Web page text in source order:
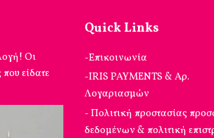
Οι
είδατε
Quick Links
-Επικοινωνία
-IRIS PAYMENTS & Αρ.
Λογαριασμών
- Πολιτική προστασίας
δεδομένων & πολιτική